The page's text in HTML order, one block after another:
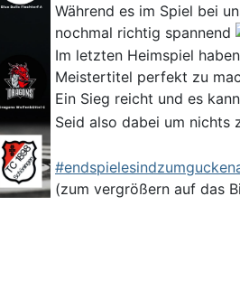
Während es im Spiel bei
nochmal richtig spannend
Im letzten Heimspiel
Meistertitel perfekt zu
Ein Sieg reicht und es
Seid also dabei um nichts
(zum vergrößern auf das